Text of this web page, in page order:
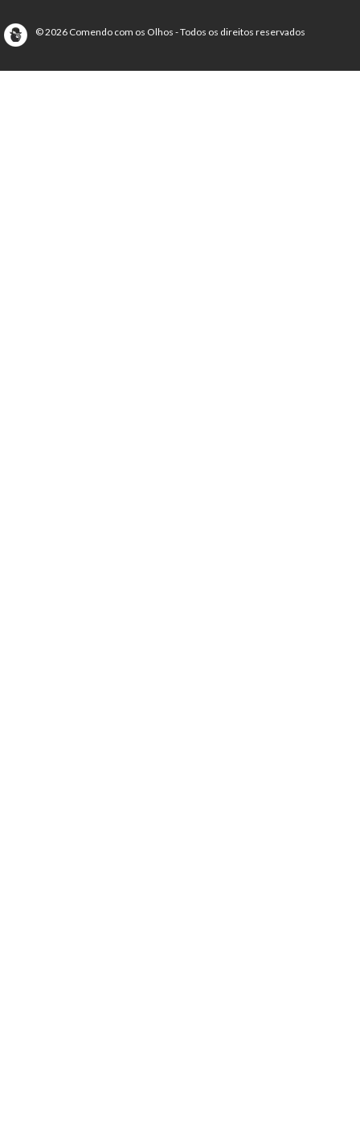
© 2026 Comendo com os Olhos - Todos os direitos reservados